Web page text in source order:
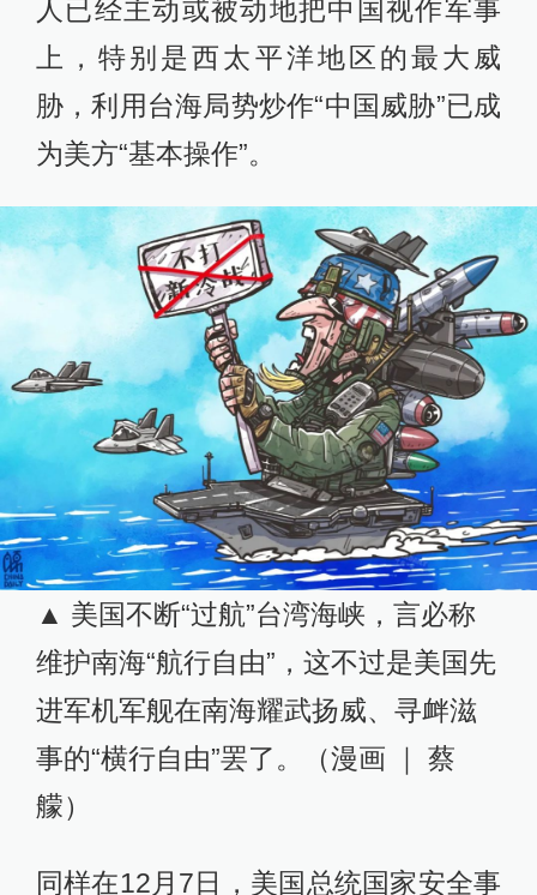
人已经主动或被动地把中国视作军事
上，特别是西太平洋地区的最大威
胁，利用台海局势炒作“中国威胁”已成
为美方“基本操作”。
▲ 美国不断“过航”台湾海峡，言必称
维护南海“航行自由”，这不过是美国先
进军机军舰在南海耀武扬威、寻衅滋
事的“横行自由”罢了。（漫画 ｜ 蔡
艨）
同样在12月7日，美国总统国家安全事